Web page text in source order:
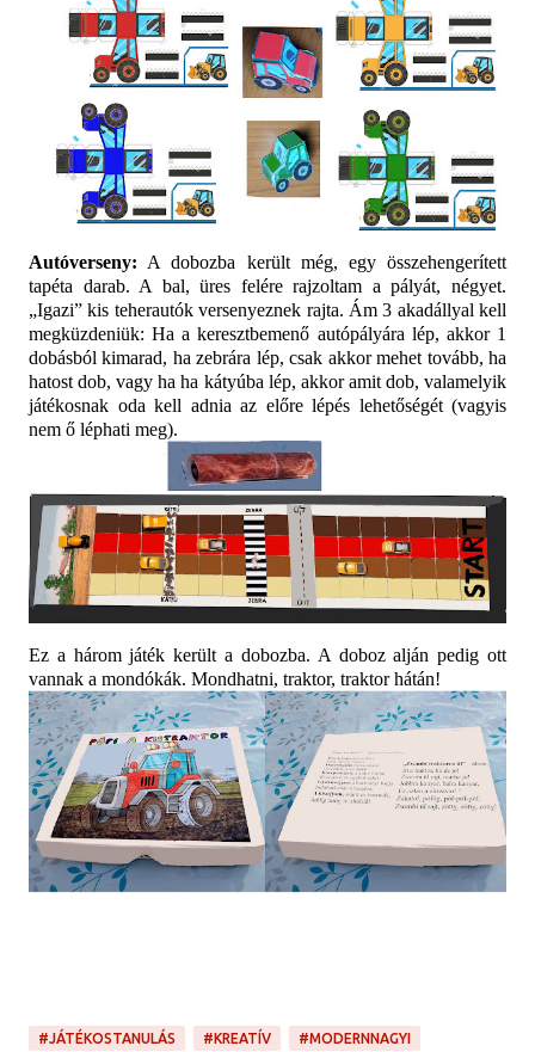
Autóverseny: A dobozba került még, egy összehengerített
tapéta darab. A bal, üres felére rajzoltam a pályát, négyet.
„Igazi” kis teherautók versenyeznek rajta. Ám 3 akadállyal kell
megküzdeniük: Ha a keresztbemenő autópályára lép, akkor 1
dobásból kimarad, ha zebrára lép, csak akkor mehet tovább, ha
hatost dob, vagy ha ha kátyúba lép, akkor amit dob, valamelyik
játékosnak oda kell adnia az előre lépés lehetőségét (vagyis
nem ő léphati meg).
Ez a három játék került a dobozba. A doboz alján pedig ott
vannak a mondókák. Mondhatni, traktor, traktor hátán!
#JÁTÉKOSTANULÁS #KREATÍV #MODERNNAGYI